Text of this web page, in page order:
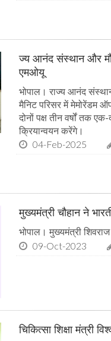
ज्य आनंद संस्थान और
एमओयू
भोपाल। राज्य आनंद
मैनिट परिसर में मेमोरेंडम
दोनों पक्ष तीन वर्षों तक
क्रियान्वयन करेंगे।
04-Feb-2025
मुख्यमंत्री चौहान ने
भोपाल। मुख्यमंत्री
09-Oct-2023
चिकित्सा शिक्षा मंत्री